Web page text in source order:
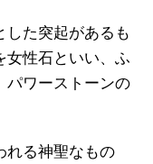
した突起があるも
女性石といい、ふ
パワーストーンの
れる神聖なもの